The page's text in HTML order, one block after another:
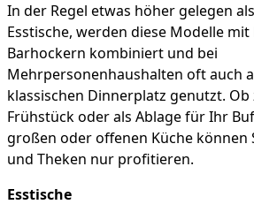
In der Regel etwas höher gelegen
Esstische, werden diese Modelle mit
Barhockern kombiniert und bei
Mehrpersonenhaushalten oft auch
klassischen Dinnerplatz genutzt. Ob
Frühstück oder als Ablage für Ihr
großen oder offenen Küche können
und Theken nur profitieren.
Esstische